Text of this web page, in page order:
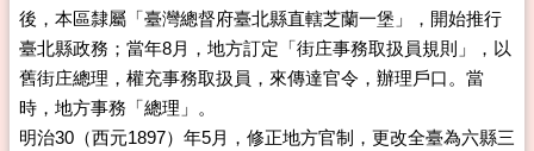
後，本區隸屬「臺灣總督府臺北縣直轄芝蘭一堡」，開始推行
臺北縣政務；當年8月，地方訂定「街庄事務取扱員規則」，以
舊街庄總理，權充事務取扱員，來傳達官令，辦理戶口。當
時，地方事務「總理」。
明治30（西元1897）年5月，修正地方官制，更改全臺為六縣三